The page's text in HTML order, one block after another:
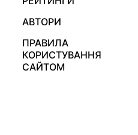
АВТОРИ
ПРАВИЛА
КОРИСТУВАННЯ
САЙТОМ